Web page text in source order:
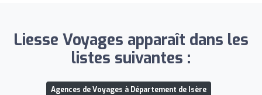
Liesse Voyages apparaît dans les
listes suivantes :
Agences de Voyages à Département de Isère